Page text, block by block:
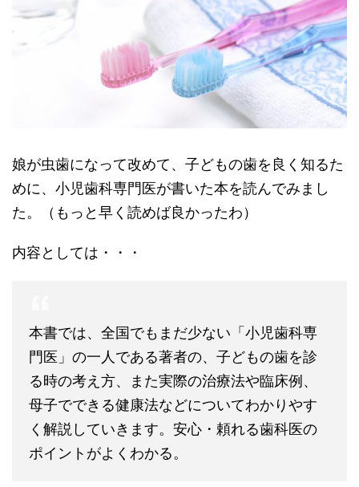
娘が虫歯になって改めて、子どもの歯を良く知るた
めに、小児歯科専門医が書いた本を読んでみまし
た。（もっと早く読めば良かったわ）
内容としては・・・
本書では、全国でもまだ少ない「小児歯科専
門医」の一人である著者の、子どもの歯を診
る時の考え方、また実際の治療法や臨床例、
母子でできる健康法などについてわかりやす
く解説していきます。安心・頼れる歯科医の
ポイントがよくわかる。